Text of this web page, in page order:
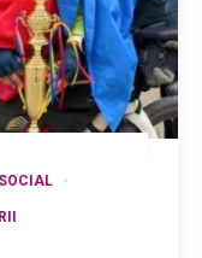
SOCIAL